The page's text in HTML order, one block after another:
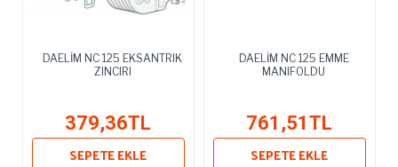
DAELİM NC 125 EKSANTRIK
ZINCIRI
379,36TL
SEPETE EKLE
DAELİM NC 125 EMME
MANIFOLDU
761,51TL
SEPETE EKLE